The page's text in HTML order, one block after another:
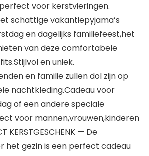
voor kerstvieringen.
schattige vakantiepyjama’s
en dagelijks familiefeest,het
van deze comfortabele
en uniek.
en familie zullen dol zijn op
nachtkleding.Cadeau voor
of een andere speciale
voor mannen,vrouwen,kinderen
KERSTGESCHENK — De
het gezin is een perfect cadeau